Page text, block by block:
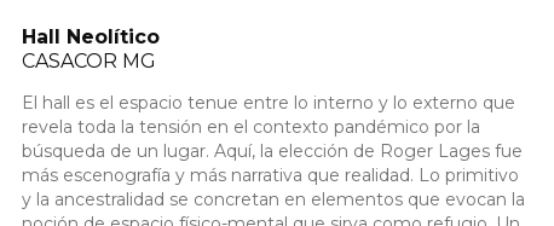
Hall Neolítico
CASACOR MG
El hall es el espacio tenue entre lo interno y lo externo que
revela toda la tensión en el contexto pandémico por la
búsqueda de un lugar. Aquí, la elección de Roger Lages fue
más escenografía y más narrativa que realidad. Lo primitivo
y la ancestralidad se concretan en elementos que evocan la